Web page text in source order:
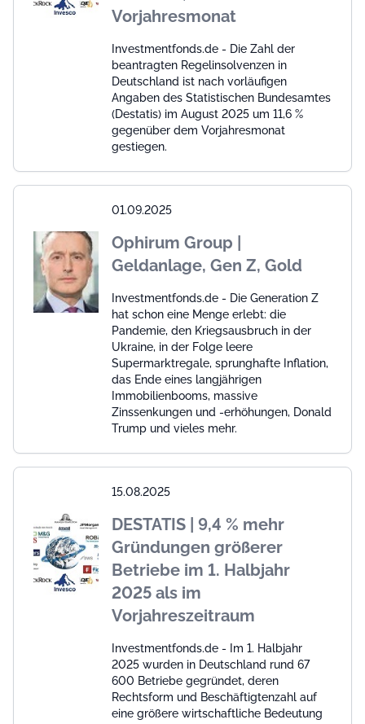
Vorjahresmonat
Investmentfonds.de - Die Zahl der
beantragten Regelinsolvenzen in
Deutschland ist nach vorläufigen
Angaben des Statistischen Bundesamtes
(Destatis) im August 2025 um 11,6 %
gegenüber dem Vorjahresmonat
gestiegen.
01.09.2025
Ophirum Group |
Geldanlage, Gen Z, Gold
Investmentfonds.de - Die Generation Z
hat schon eine Menge erlebt: die
Pandemie, den Kriegsausbruch in der
Ukraine, in der Folge leere
Supermarktregale, sprunghafte Inflation,
das Ende eines langjährigen
Immobilienbooms, massive
Zinssenkungen und -erhöhungen, Donald
Trump und vieles mehr.
15.08.2025
DESTATIS | 9,4 % mehr
Gründungen größerer
Betriebe im 1. Halbjahr
2025 als im
Vorjahreszeitraum
Investmentfonds.de - Im 1. Halbjahr
2025 wurden in Deutschland rund 67
600 Betriebe gegründet, deren
Rechtsform und Beschäftigtenzahl auf
eine größere wirtschaftliche Bedeutung